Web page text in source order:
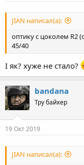
JIAN написал(а):
оптику с цоколем R2
45/40
І як? хуже не стало?
bandana
Тру байкер
19 Окт 2019
JIAN написал(а):